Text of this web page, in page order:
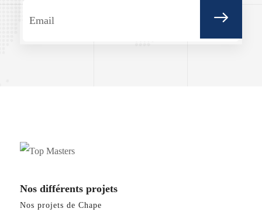
Nos différents projets
Nos projets de Chape